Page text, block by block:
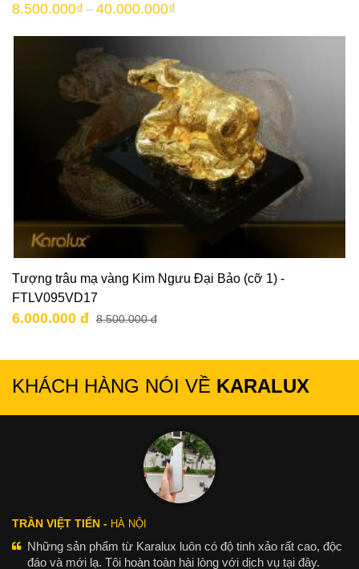
8.500.000₫ – 40.000.000₫
Tượng trâu mạ vàng Kim Ngưu Đại Bảo (cỡ 1) -
FTLV095VD17
6.000.000 đ 8.500.000 đ
KHÁCH HÀNG NÓI VỀ KARALUX
TRẦN VIỆT TIẾN - HÀ NỘI
Những sản phẩm từ Karalux luôn có độ tinh xảo rất cao, độc
đáo và mới lạ. Tôi hoàn toàn hài lòng với dịch vụ tại đây.